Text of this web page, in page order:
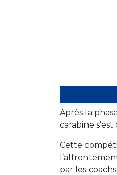
Après la
carabine
Cette
par les